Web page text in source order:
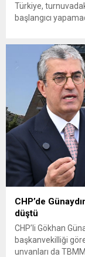
Türkiye,
başlangıcı
itibaren iki takım
özellikle hızlı
CHP’de
düştü
CHP’li Gökhan
başkanvekilliği
unvanları da